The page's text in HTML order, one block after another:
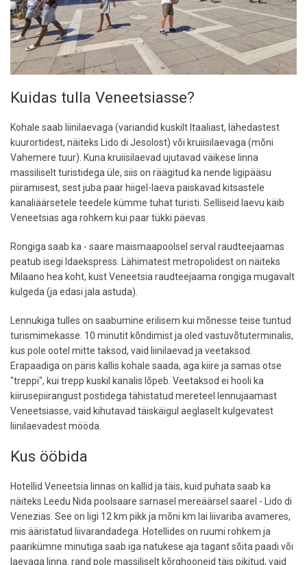
Kuidas tulla Veneetsiasse?
Kohale saab liinilaevaga (variandid kuskilt Itaaliast, lähedastest
kuurortidest, näiteks Lido di Jesolost) või kruiisilaevaga (mõni
Vahemere tuur). Kuna kruiisilaevad ujutavad väikese linna
massiliselt turistidega üle, siis on räägitud ka nende ligipääsu
piiramisest, sest juba paar hiigel-laeva paiskavad kitsastele
kanaliäärsetele teedele kümme tuhat turisti. Selliseid laevu käib
Veneetsias aga rohkem kui paar tükki päevas.
Rongiga saab ka - saare maismaapoolsel serval raudteejaamas
peatub isegi Idaekspress. Lähimatest metropolidest on näiteks
Milaano hea koht, kust Veneetsia raudteejaama rongiga mugavalt
kulgeda (ja edasi jala astuda).
Lennukiga tulles on saabumine erilisem kui mõnesse teise tuntud
turismimekasse. 10 minutit kõndimist ja oled vastuvõtuterminalis,
kus pole ootel mitte taksod, vaid liinilaevad ja veetaksod.
Erapaadiga on päris kallis kohale saada, aga kiire ja samas otse
"treppi", kui trepp kuskil kanalis lõpeb. Veetaksod ei hooli ka
kiirusepiirangust postidega tähistatud mereteel lennujaamast
Veneetsiasse, vaid kihutavad täiskäigul aeglaselt kulgevatest
liinilaevadest mööda.
Kus ööbida
Hotellid Veneetsia linnas on kallid ja täis, kuid puhata saab ka
näiteks Leedu Nida poolsaare sarnasel mereäärsel saarel - Lido di
Venezias. See on ligi 12 km pikk ja mõni km lai liivariba avameres,
mis ääristatud liivarandadega. Hotellides on ruumi rohkem ja
paarikümne minutiga saab iga natukese aja tagant sõita paadi või
laevaga linna. rand pole massiliselt kõrghooneid täis pikitud, vaid